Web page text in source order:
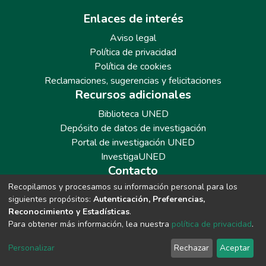
Enlaces de interés
Aviso legal
Política de privacidad
Política de cookies
Reclamaciones, sugerencias y felicitaciones
Recursos adicionales
Biblioteca UNED
Depósito de datos de investigación
Portal de investigación UNED
InvestigaUNED
Contacto
Teléfono: 913986562 / 6643 / 6633 / 8766
Correo: repositoriobiblioteca@adm.uned.es
Recopilamos y procesamos su información personal para los
siguientes propósitos: Autenticación, Preferencias,
Reconocimiento y Estadísticas.
Para obtener más información, lea nuestra política de privacidad.
Personalizar Rechazar Aceptar